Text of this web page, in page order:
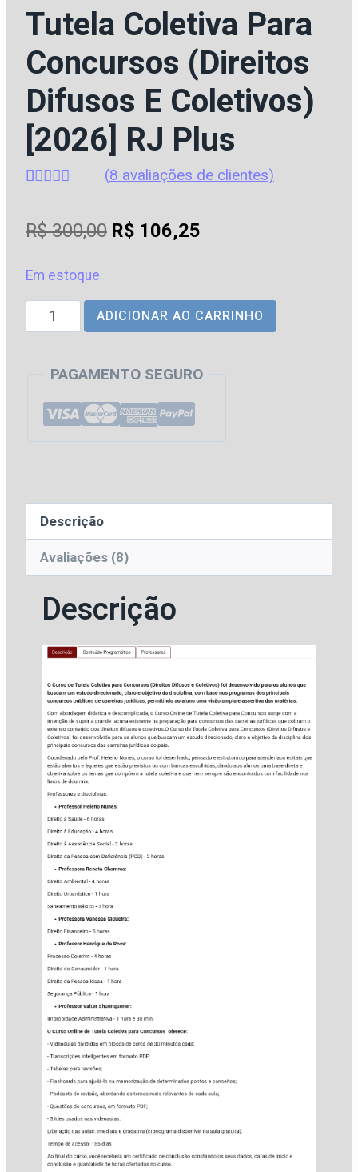
Tutela Coletiva Para
Concursos (Direitos
Difusos E Coletivos)
[2026] RJ Plus
de 5, com
baseado
avaliações
(8 avaliações de clientes)
R$300,00 O
era:
R$ 106,25
é:
Em estoque
Tutela
Coletiva
Concursos
(Direitos
Difusos
[2026]
RJ
Plus
quantidade
ADICIONAR AO CARRINHO
PAGAMENTO SEGURO
Descrição
Avaliações (8)
Descrição